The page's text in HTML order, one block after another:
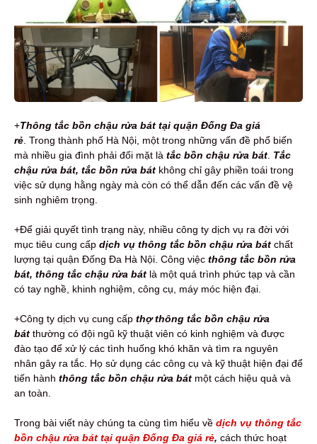
+Thông tắc bồn chậu rửa bát tại quận Đống Đa giá
rẻ . Trong thành phố Hà Nội, một trong những vấn đề phổ biến
mà nhiều gia đình phải đối mặt là tắc bồn chậu rửa bát Tắc
chậu rửa bát, tắc bồn rửa bát không chỉ gây phiền toái trong
việc sử dụng hằng ngày mà còn có thể dẫn đến các vấn đề vệ
sinh nghiêm trọng.
+Để giải quyết tình trạng này, nhiều công ty dịch vụ ra đời với
mục tiêu cung cấp dịch vụ thông tắc bồn chậu rửa bát chất
lượng tại quận Đống Đa Hà Nội. Công việc thông tắc bồn rửa
bát, thông tắc chậu rửa bát là một quá trình phức tạp và cần
có tay nghề, khinh nghiệm, công cụ, máy móc hiện đại.
+Công ty dịch vụ cung cấp thợ thông tắc bồn chậu rửa
bát thường có đội ngũ kỹ thuật viên có kinh nghiệm và được
đào tạo để xử lý các tình huống khó khăn và tìm ra nguyên
nhân gây ra tắc. Họ sử dụng các công cụ và kỹ thuật hiện đại để
tiến hành thông tắc bồn chậu rửa bát một cách hiệu quả và
an toàn.
Trong bài viết này chúng ta cùng tìm hiểu về dịch vụ thông tắc
bồn chậu rửa bát tại quận Đống Đa giá rẻ, cách thức hoạt